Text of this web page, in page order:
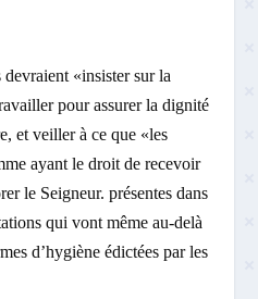
devraient «insister sur la
pour assurer la dignité
et veiller à ce que «les
ayant le droit de recevoir
le Seigneur. présentes dans
qui vont même au-delà
d’hygiène édictées par les